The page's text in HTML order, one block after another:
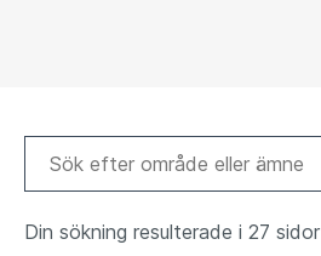
Din sökning resulterade i 27 sidor